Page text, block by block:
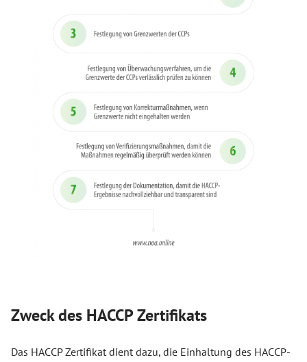
Zweck des HACCP Zertifikats
Das HACCP Zertifikat dient dazu, die Einhaltung des HACCP-